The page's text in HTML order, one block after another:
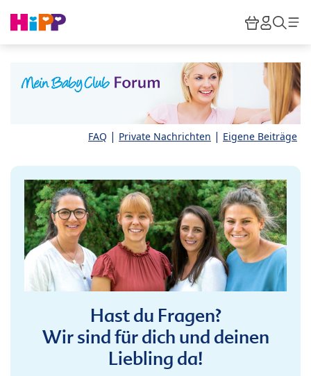
HiPP
FAQ | Private Nachrichten | Eigene Beiträge
Hast du Fragen?
Wir sind für dich und deinen
Liebling da!